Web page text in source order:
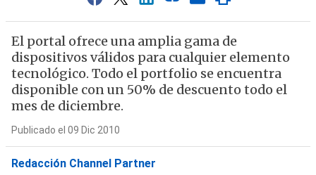
El portal ofrece una amplia gama de
dispositivos válidos para cualquier elemento
tecnológico. Todo el portfolio se encuentra
disponible con un 50% de descuento todo el
mes de diciembre.
Publicado el 09 Dic 2010
Redacción Channel Partner